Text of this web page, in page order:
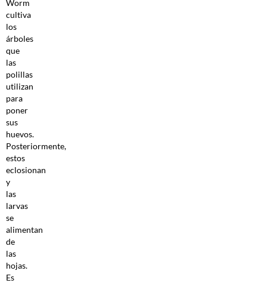
Worm
cultiva
los
árboles
que
las
polillas
utilizan
para
poner
sus
huevos.
Posteriormente,
estos
eclosionan
y
las
larvas
se
alimentan
de
las
hojas.
Es